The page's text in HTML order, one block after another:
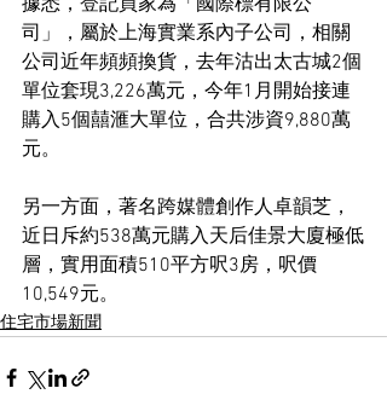
據悉，登記買家為「國際標有限公
司」，屬於上海實業系內子公司，相關
公司近年頻頻換貨，去年沽出太古城2個
單位套現3,226萬元，今年1月開始接連
購入5個囍滙大單位，合共涉資9,880萬
元。
另一方面，著名跨媒體創作人卓韻芝，
近日斥約538萬元購入天后佳景大廈極低
層，實用面積510平方呎3房，呎價
10,549元。
住宅市場新聞